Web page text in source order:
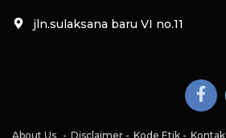
jln.sulaksana baru VI no.11
About Us Disclaimer Kode Etik Kontak